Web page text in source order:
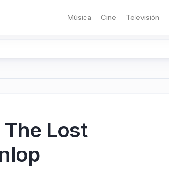
Música Cine Televisión
Lost